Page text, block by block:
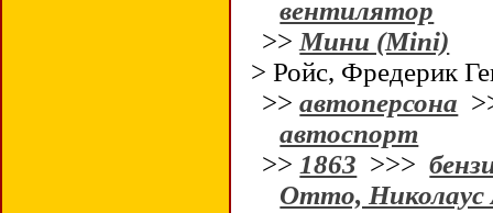
вентилятор
>> Мини (Mini)
> Ройс, Фредерик
>>автоперсона
автоспорт
>> 1863 >>>
Отто, Николаус